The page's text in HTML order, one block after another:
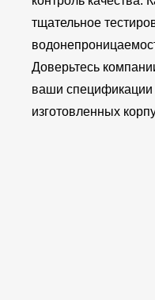
тщательное
Доверьтесь
ваши
изготовленных